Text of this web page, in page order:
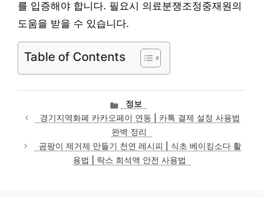
를 입증해야 합니다. 필요시 의료분쟁조정중재원의
도움을 받을 수 있습니다.
Table of Contents
카
테
고
리
정보
경기지역화폐 카카오페이 연동 | 카톡 결제 설정 사용법
완벽 정리
곰팡이 제거제 만들기 천연 레시피 | 식초 베이킹소다 활
용법 | 락스 희석액 안전 사용법